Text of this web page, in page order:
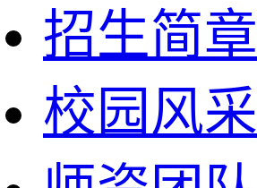
招生简章
校园风采